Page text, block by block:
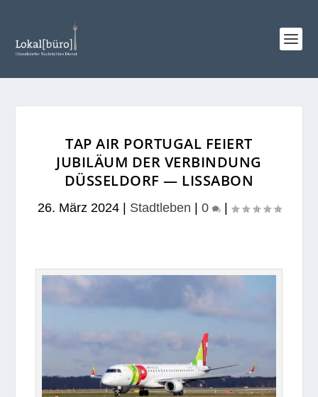
TAP AIR PORTUGAL FEIERT
JUBILÄUM DER VERBINDUNG
DÜSSELDORF — LISSABON
26. März 2024| Stadtleben 0 |